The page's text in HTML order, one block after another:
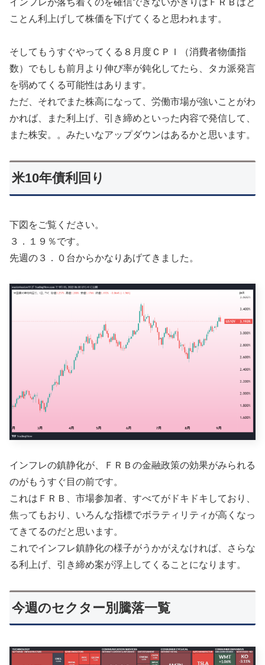
ことん利上げして株価を下げてくると思われます。
そしてもうすぐやってくる８月度ＣＰＩ（消費者物価指
数）でもしも前月より伸び率が鈍化してたら、タカ派発言
を弱めてくる可能性はあります。
ただ、それでまた株高になって、労働市場が強いことがわ
かれば、また利上げ、引き締めといった内容で発信して、
また株安。。みたいなアップダウンはあるかと思います。
米10年債利回り
下図をご覧ください。
３．１９％です。
先週の３．０台からかなりあげてきました。
インフレの鎮静化が、ＦＲＢの金融政策の効果がみられる
のがもうすぐ目の前です。
これはＦＲＢ、市場参加者、すべてがドキドキしており、
焦ってもおり、いろんな指標でボラティリティが高くなっ
てきてるのだと思います。
これでインフレ鎮静化の様子がうかがえなければ、さらな
る利上げ、引き締め案が浮上してくることになります。
今週のセクター別騰落一覧